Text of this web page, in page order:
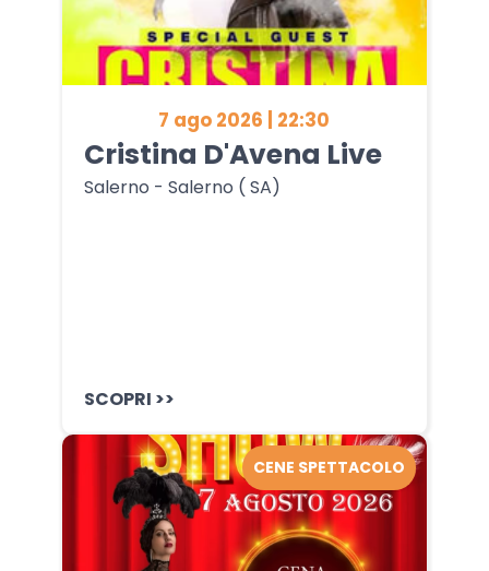
7 ago 2026 | 22:30
Cristina D'Avena Live
Salerno - Salerno ( SA)
SCOPRI >>
CENE SPETTACOLO